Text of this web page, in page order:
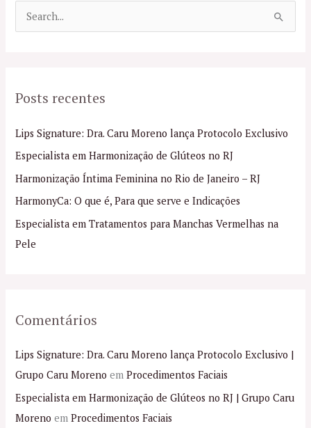
u
s
a
r
p
o
r
Posts recentes
Lips Signature: Dra. Caru Moreno lança Protocolo Exclusivo
Especialista em Harmonização de Glúteos no RJ
Harmonização Íntima Feminina no Rio de Janeiro – RJ
HarmonyCa: O que é, Para que serve e Indicações
Especialista em Tratamentos para Manchas Vermelhas na
Pele
Comentários
Lips Signature: Dra. Caru Moreno lança Protocolo Exclusivo |
Grupo Caru Moreno emProcedimentos Faciais
Especialista em Harmonização de Glúteos no RJ | Grupo Caru
Moreno emProcedimentos Faciais